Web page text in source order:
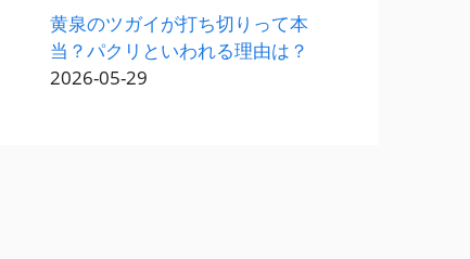
黄泉のツガイが打ち切りって本
当？パクリといわれる理由は？
2026-05-29